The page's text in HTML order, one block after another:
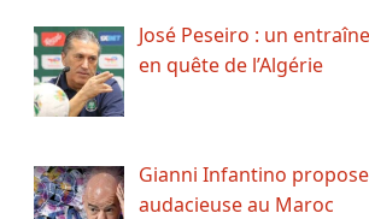
José Peseiro : un
en quête de l’Algérie
Gianni Infantino
audacieuse au Maroc